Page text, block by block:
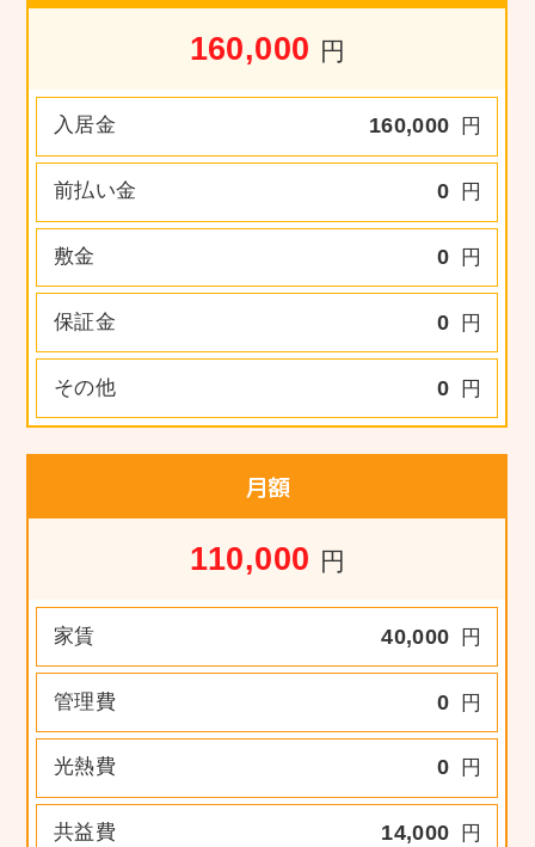
160,000 円
入居金 160,000 円
前払い金 0 円
敷金 0 円
保証金 0 円
その他 0 円
月額
110,000 円
家賃 40,000 円
管理費 0 円
光熱費 0 円
共益費 14,000 円